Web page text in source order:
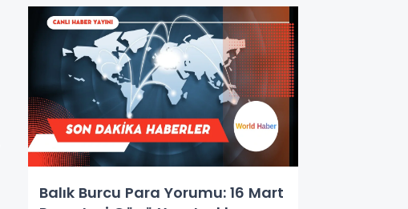
Balık Burcu Para Yorumu: 16 Mart